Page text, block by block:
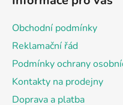
Obchodní podmínky
Reklamační řád
Podmínky ochrany
Kontakty na prodejny
Doprava a platba